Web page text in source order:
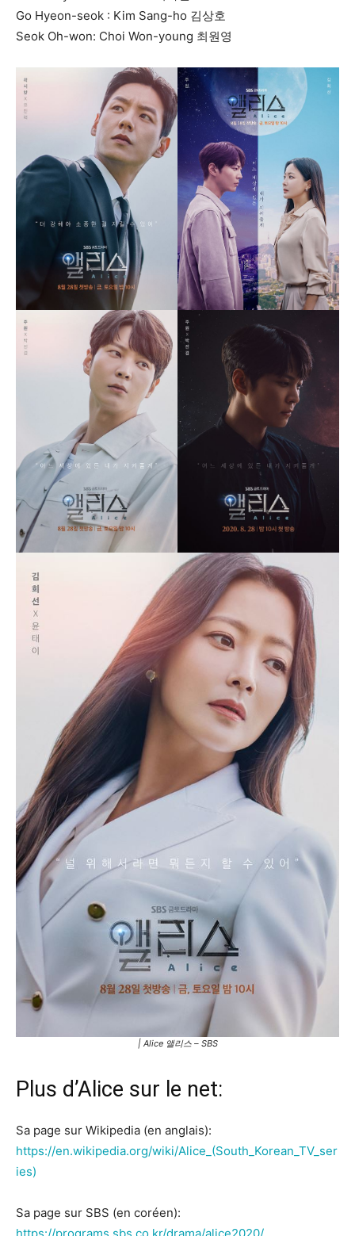
Go Hyeon-seok : Kim Sang-ho 김상호
Seok Oh-won: Choi Won-young 최원영
| Alice 앨리스 – SBS
Plus d’Alice sur le net:
Sa page sur Wikipedia (en anglais):
https://en.wikipedia.org/wiki/Alice_(South_Korean_TV_ser
ies)
Sa page sur SBS (en coréen):